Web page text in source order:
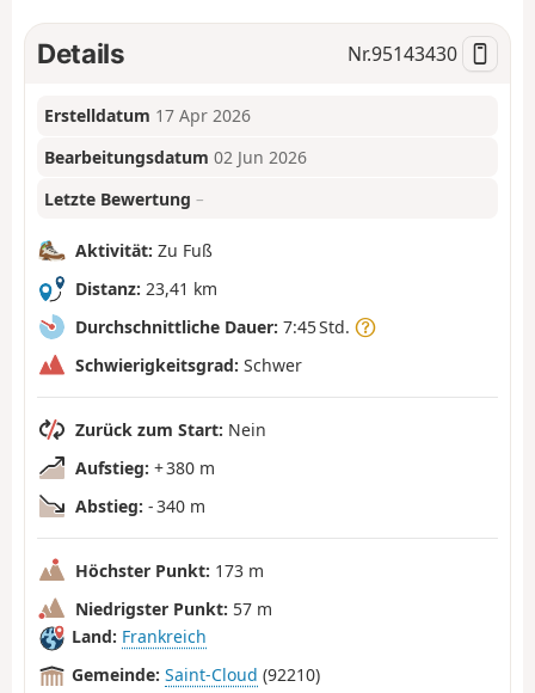
Details Nr.95143430
Erstelldatum 17 Apr 2026
Bearbeitungsdatum 02 Jun 2026
Letzte Bewertung –
Aktivität: Zu Fuß
Distanz: 23,41 km
Durchschnittliche Dauer: 7:45 Std.
Schwierigkeitsgrad: Schwer
Zurück zum Start: Nein
Aufstieg: + 380 m
Abstieg: - 340 m
Höchster Punkt: 173 m
Niedrigster Punkt: 57 m
Land: Frankreich
Gemeinde: Saint-Cloud (92210)